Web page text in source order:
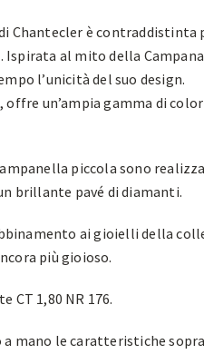
Chantecler è contraddistinta
al mito della Campana
l’unicità del suo design.
un’ampia gamma di
piccola sono
brillante pavé di diamanti.
ai gioielli della
più gioioso.
CT 1,80 NR 176.
mano le caratteristiche